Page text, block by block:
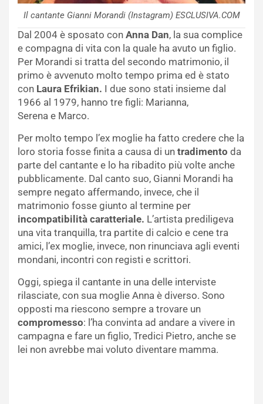
Il cantante Gianni Morandi (Instagram) ESCLUSIVA.COM
Dal 2004 è sposato con Anna Dan, la sua complice
e compagna di vita con la quale ha avuto un figlio.
Per Morandi si tratta del secondo matrimonio, il
primo è avvenuto molto tempo prima ed è stato
con Laura Efrikian. I due sono stati insieme dal
1966 al 1979, hanno tre figli: Marianna,
Serena e Marco.
Per molto tempo l’ex moglie ha fatto credere che la
loro storia fosse finita a causa di un tradimento da
parte del cantante e lo ha ribadito più volte anche
pubblicamente. Dal canto suo, Gianni Morandi ha
sempre negato affermando, invece, che il
matrimonio fosse giunto al termine per
incompatibilità caratteriale. L’artista prediligeva
una vita tranquilla, tra partite di calcio e cene tra
amici, l’ex moglie, invece, non rinunciava agli eventi
mondani, incontri con registi e scrittori.
Oggi, spiega il cantante in una delle interviste
rilasciate, con sua moglie Anna è diverso. Sono
opposti ma riescono sempre a trovare un
compromesso: l’ha convinta ad andare a vivere in
campagna e fare un figlio, Tredici Pietro, anche se
lei non avrebbe mai voluto diventare mamma.